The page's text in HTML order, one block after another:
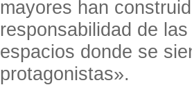
mayores han
responsabilidad de
espacios donde se
protagonistas».